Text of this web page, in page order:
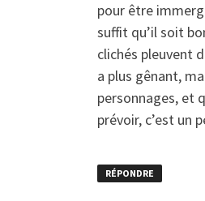
pour être
suffit qu’il soit
clichés pleuvent
a plus gênant,
personnages, et
prévoir, c’est un
RÉPONDRE